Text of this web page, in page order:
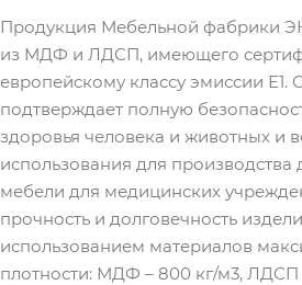
Продукция Мебельной фабрики
из МДФ и ЛДСП, имеющего
европейскому классу эмиссии Е1.
подтверждает полную
здоровья человека и животных и
использования для производства
мебели для медицинских
прочность и долговечность
использованием материалов
плотности: МДФ – 800 кг/м3, ЛДСП